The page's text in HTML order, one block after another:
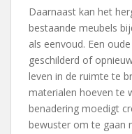
Daarnaast kan het
bestaande meubels
als eenvoud. Een
geschilderd of
leven in de ruimte te
materialen hoeven te
benadering moedigt
bewuster om te gaan